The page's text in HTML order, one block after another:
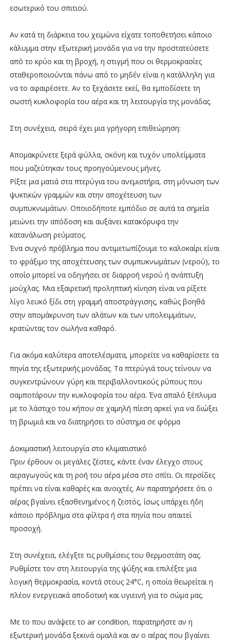
εσωτερικό του σπιτιού.
Αν κατά τη διάρκεια του χειμώνα είχατε τοποθετήσει κάποιο
κάλυμμα στην εξωτερική μονάδα για να την προστατεύσετε
από το κρύο και τη βροχή, η στιγμή που οι θερμοκρασίες
σταθεροποιούνται πάνω από το μηδέν είναι η κατάλληλη για
να το αφαιρέσετε. Αν το ξεχάσετε εκεί, θα εμποδίσετε τη
σωστή κυκλοφορία του αέρα και τη λειτουργία της μονάδας.
Στη συνέχεια, σειρά έχει μια γρήγορη επιθεώρηση:
Απομακρύνετε ξερά φύλλα, σκόνη και τυχόν υπολείμματα
που μαζεύτηκαν τους προηγούμενους μήνες.
Ρίξτε μια ματιά στα πτερύγια του ανεμιστήρα, στη μόνωση των
ψυκτικών γραμμών και στην αποχέτευση των
συμπυκνωμάτων. Οποιοδήποτε εμπόδιο σε αυτά τα σημεία
μειώνει την απόδοση και αυξάνει κατακόρυφα την
κατανάλωση ρεύματος.
Ένα συχνό πρόβλημα που αντιμετωπίζουμε το καλοκαίρι είναι
το φράξιμο της αποχέτευσης των συμπυκνωμάτων (νερού), το
οποίο μπορεί να οδηγήσει σε διαρροή νερού ή ανάπτυξη
μούχλας. Μια εξαιρετική προληπτική κίνηση είναι να ρίξετε
λίγο λευκό ξίδι στη γραμμή αποστράγγισης, καθώς βοηθά
στην απομάκρυνση των αλάτων και των υπολειμμάτων,
κρατώντας τον σωλήνα καθαρό.
Για ακόμα καλύτερα αποτελέσματα, μπορείτε να καθαρίσετε τα
πηνία της εξωτερικής μονάδας. Τα πτερύγιά τους τείνουν να
συγκεντρώνουν γύρη και περιβαλλοντικούς ρύπους που
σαμποτάρουν την κυκλοφορία του αέρα. Ένα απαλό ξέπλυμα
με το λάστιχο του κήπου σε χαμηλή πίεση αρκεί για να διώξει
τη βρωμιά και να διατηρήσει το σύστημα σε φόρμα
Δοκιμαστική λειτουργία στο κλιματιστικό
Πριν έρθουν οι μεγάλες ζέστες, κάντε έναν έλεγχο στους
αεραγωγούς και τη ροή του αέρα μέσα στο σπίτι. Οι περσίδες
πρέπει να είναι καθαρές και ανοιχτές. Αν παρατηρήσετε ότι ο
αέρας βγαίνει εξασθενημένος ή ζεστός, ίσως υπάρχει ήδη
κάποιο πρόβλημα στα φίλτρα ή στα πηνία που απαιτεί
προσοχή.
Στη συνέχεια, ελέγξτε τις ρυθμίσεις του θερμοστάτη σας.
Ρυθμίστε τον στη λειτουργία της ψύξης και επιλέξτε μια
λογική θερμοκρασία, κοντά στους 24°C, η οποία θεωρείται η
πλέον ενεργειακά αποδοτική και υγιεινή για το σώμα μας.
Mε το που ανάψετε το air condition, παρατηρήστε αν η
εξωτερική μονάδα ξεκινά ομαλά και αν ο αέρας που βγαίνει